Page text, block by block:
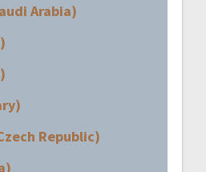
Arabia)
Republic)